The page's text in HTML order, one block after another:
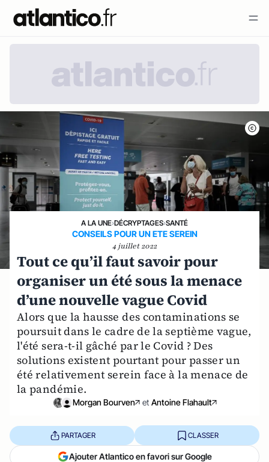
A LA UNE›DÉCRYPTAGES›SANTÉ
CONSEILS POUR UN ETE SEREIN
4 juillet 2022
Tout ce qu’il faut savoir pour
organiser un été sous la menace
d’une nouvelle vague Covid
Alors que la hausse des contaminations se
poursuit dans le cadre de la septième vague,
l'été sera-t-il gâché par le Covid ? Des
solutions existent pourtant pour passer un
été relativement serein face à la menace de
la pandémie.
Morgan Bourven et Antoine Flahault
PARTAGER CLASSER
Ajouter Atlantico en favori sur Google